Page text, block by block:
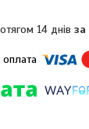
14 днів за